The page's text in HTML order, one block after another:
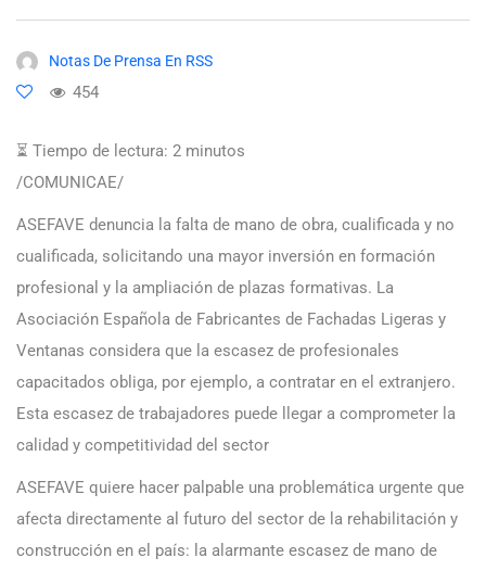
Notas De Prensa En RSS
454
⏳ Tiempo de lectura: 2 minutos
/COMUNICAE/
ASEFAVE denuncia la falta de mano de obra, cualificada y no
cualificada, solicitando una mayor inversión en formación
profesional y la ampliación de plazas formativas. La
Asociación Española de Fabricantes de Fachadas Ligeras y
Ventanas considera que la escasez de profesionales
capacitados obliga, por ejemplo, a contratar en el extranjero.
Esta escasez de trabajadores puede llegar a comprometer la
calidad y competitividad del sector
ASEFAVE quiere hacer palpable una problemática urgente que
afecta directamente al futuro del sector de la rehabilitación y
construcción en el país: la alarmante escasez de mano de